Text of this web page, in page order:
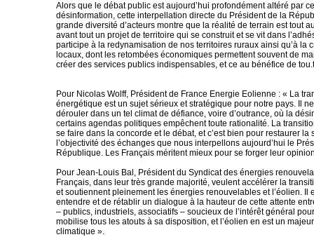
Alors que le débat public est aujourd’hui profondément altéré par
désinformation, cette interpellation directe du Président de la
grande diversité d’acteurs montre que la réalité de terrain est tout
avant tout un projet de territoire qui se construit et se vit dans
participe à la redynamisation de nos territoires ruraux ainsi qu’à la
locaux, dont les retombées économiques permettent souvent de
créer des services publics indispensables, et ce au bénéfice de
Pour Nicolas Wolff, Président de France Energie Eolienne : « La
énergétique est un sujet sérieux et stratégique pour notre pays. Il
dérouler dans un tel climat de défiance, voire d’outrance, où la
certains agendas politiques empêchent toute rationalité. La
se faire dans la concorde et le débat, et c’est bien pour restaurer la
l’objectivité des échanges que nous interpellons aujourd’hui le
République. Les Français méritent mieux pour se forger leur
Pour Jean-Louis Bal, Président du Syndicat des énergies
Français, dans leur très grande majorité, veulent accélérer la
et soutiennent pleinement les énergies renouvelables et l’éolien. Il
entendre et de rétablir un dialogue à la hauteur de cette attente
– publics, industriels, associatifs – soucieux de l’intérêt général
mobilise tous les atouts à sa disposition, et l’éolien en est un
climatique ».